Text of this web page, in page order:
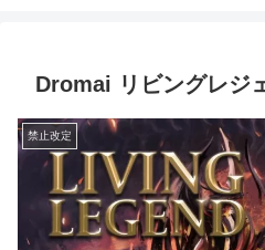
Dromai リビングレジ
禁止改定